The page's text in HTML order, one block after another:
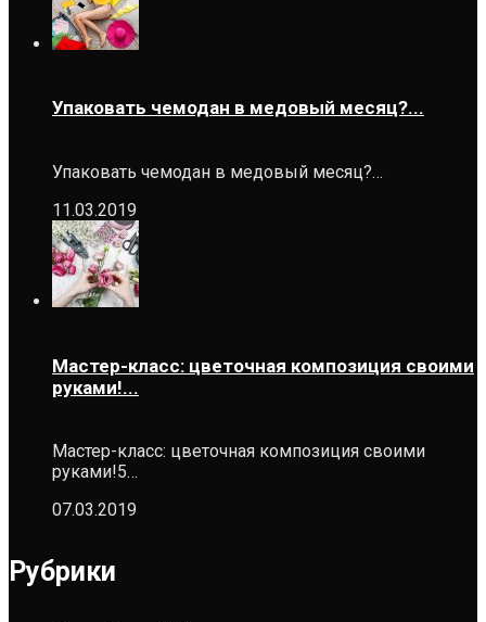
Упаковать чемодан в медовый месяц?...
Упаковать чемодан в медовый месяц?…
11.03.2019
Мастер-класс: цветочная композиция своими
руками!...
Мастер-класс: цветочная композиция своими
руками!5…
07.03.2019
Рубрики